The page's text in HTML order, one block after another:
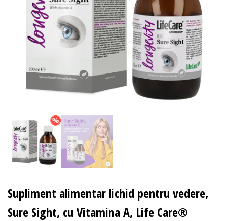
Supliment alimentar lichid pentru vedere,
Sure Sight, cu Vitamina A, Life Care®